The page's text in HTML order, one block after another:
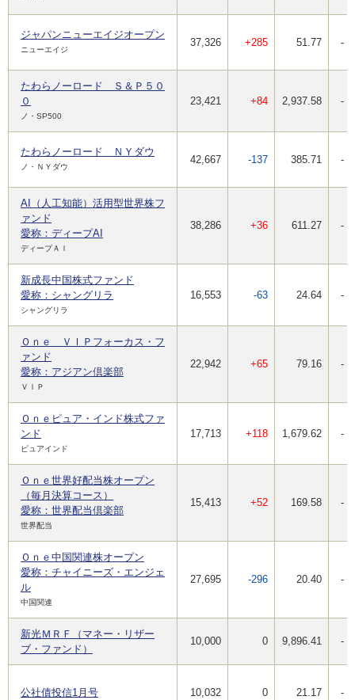
ジャパンニューエイジオープン
ニューエイジ
37,326 +285 51.77 -
たわらノーロード Ｓ＆Ｐ５０
０
ノ・SP500
23,421 +84 2,937.58 -
たわらノーロード ＮＹダウ
ノ・ＮＹダウ
42,667 -137 385.71 -
AI（人工知能）活用型世界株フ
ァンド
愛称：ディープAI
ディープＡＩ
38,286 +36 611.27 -
新成長中国株式ファンド
愛称：シャングリラ
シャングリラ
16,553 -63 24.64 -
Ｏｎｅ ＶＩＰフォーカス・フ
ァンド
愛称：アジアン倶楽部
ＶＩＰ
22,942 +65 79.16 -
Ｏｎｅピュア・インド株式ファ
ンド
ピュアインド
17,713 +118 1,679.62 -
Ｏｎｅ世界好配当株オープン
（毎月決算コース）
愛称：世界配当倶楽部
世界配当
15,413 +52 169.58 -
Ｏｎｅ中国関連株オープン
愛称：チャイニーズ・エンジェ
ル
中国関連
27,695 -296 20.40 -
新光ＭＲＦ（マネー・リザー
ブ・ファンド）
10,000 0 9,896.41 -
公社債投信1月号 10,032 0 21.17 -